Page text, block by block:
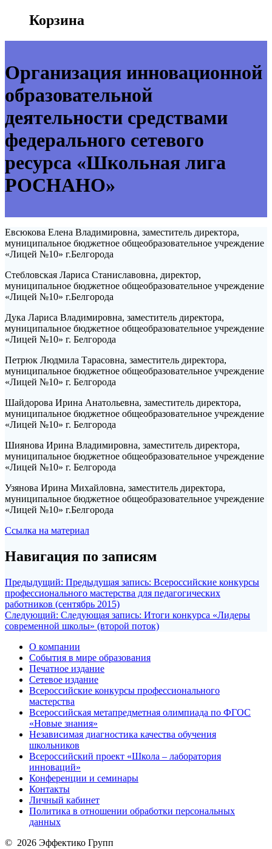
Корзина
Организация инновационной
образовательной
деятельности средствами
федерального сетевого
ресурса «Школьная лига
РОСНАНО»
Евсюкова Елена Владимировна, заместитель директора,
муниципальное бюджетное общеобразовательное учреждение
«Лицей №10» г.Белгорода
Стебловская Лариса Станиславовна, директор,
муниципальное бюджетное общеобразовательное учреждение
«Лицей №10» г.Белгорода
Дука Лариса Владимировна, заместитель директора,
муниципальное бюджетное общеобразовательное учреждение
«Лицей №10» г. Белгорода
Петрюк Людмила Тарасовна, заместитель директора,
муниципальное бюджетное общеобразовательное учреждение
«Лицей №10» г. Белгорода
Шайдорова Ирина Анатольевна, заместитель директора,
муниципальное бюджетное общеобразовательное учреждение
«Лицей №10» г. Белгорода
Шиянова Ирина Владимировна, заместитель директора,
муниципальное бюджетное общеобразовательное учреждение
«Лицей №10» г. Белгорода
Узянова Ирина Михайловна, заместитель директора,
муниципальное бюджетное общеобразовательное учреждение
«Лицей №10» г.Белгорода
Ссылка на материал
Навигация по записям
Предыдущий: Предыдущая запись: Всероссийские конкурсы
профессионального мастерства для педагогических
работников (сентябрь 2015)
Следующий: Следующая запись: Итоги конкурса «Лидеры
современной школы» (второй поток)
О компании
События в мире образования
Печатное издание
Сетевое издание
Всероссийские конкурсы профессионального
мастерства
Всероссийская метапредметная олимпиада по ФГОС
«Новые знания»
Независимая диагностика качества обучения
школьников
Всероссийский проект «Школа – лаборатория
инноваций»
Конференции и семинары
Контакты
Личный кабинет
Политика в отношении обработки персональных
данных
© 2026 Эффектико Групп